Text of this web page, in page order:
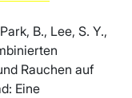
B., Lee, S. Y.,
Rauchen auf
Eine